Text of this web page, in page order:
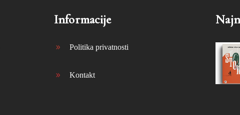
Informacije
Politika privatnosti
Kontakt